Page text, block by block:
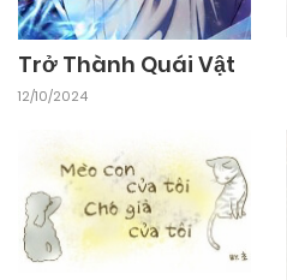
Trở Thành Quái Vật
12/10/2024